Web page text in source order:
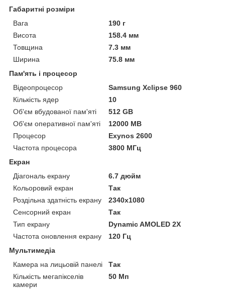
Габаритні розміри
Вага
190 г
Висота
158.4 мм
Товщина
7.3 мм
Ширина
75.8 мм
Пам'ять і процесор
Відеопроцесор
Samsung Xclipse 960
Кількість ядер
10
Об'єм вбудованої пам'яті
512 GB
Об'єм оперативної пам'яті
12000 MB
Процесор
Exynos 2600
Частота процесора
3800 МГц
Екран
Діагональ екрану
6.7 дюйм
Кольоровий екран
Так
Роздільна здатність екрану
2340x1080
Сенсорний екран
Так
Тип екрану
Dynamic AMOLED 2X
Частота оновлення екрану
120 Гц
Мультимедіа
Камера на лицьовій панелі
Так
Кількість мегапікселів
камери
50 Мп